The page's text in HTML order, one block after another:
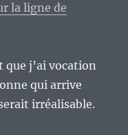
la ligne de
que j’ai vocation
qui arrive
irréalisable.